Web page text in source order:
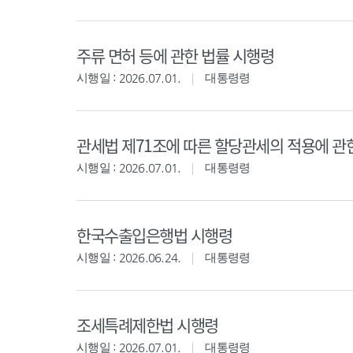
주류 면허 등에 관한 법률 시행령
시행일 : 2026.07.01. 대통령령
관세법 제71조에 따른 할당관세의 적용에 관
시행일 : 2026.07.01. 대통령령
한국수출입은행법 시행령
시행일 : 2026.06.24. 대통령령
조세특례제한법 시행령
시행일 : 2026.07.01. 대통령령